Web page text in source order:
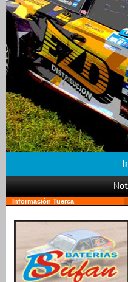
Información Tuerca